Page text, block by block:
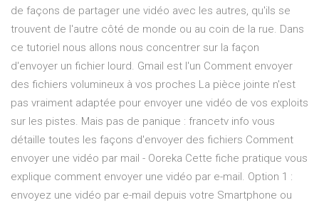
de façons de partager une vidéo avec les autres, qu'ils se
trouvent de l'autre côté de monde ou au coin de la rue. Dans
ce tutoriel nous allons nous concentrer sur la façon
d'envoyer un fichier lourd. Gmail est l'un Comment envoyer
des fichiers volumineux à vos proches La pièce jointe n'est
pas vraiment adaptée pour envoyer une vidéo de vos exploits
sur les pistes. Mais pas de panique : francetv info vous
détaille toutes les façons d'envoyer des fichiers Comment
envoyer une vidéo par mail - Ooreka Cette fiche pratique vous
explique comment envoyer une vidéo par e-mail. Option 1 :
envoyez une vidéo par e-mail depuis votre Smartphone ou